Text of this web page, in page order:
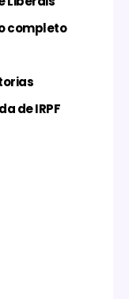
completo
de IRPF